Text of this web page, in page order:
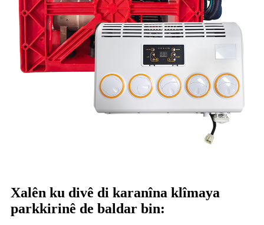
Xalên ku divê di karanîna klîmaya
parkkirinê de baldar bin: